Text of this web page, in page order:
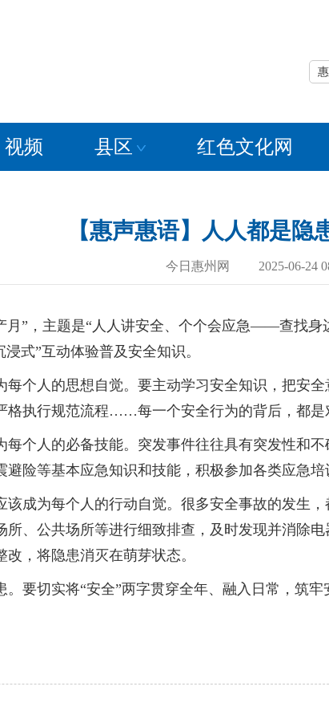
视频 县区 红色文化网
【惠声惠语】人人都是隐
今日惠州网 2025-06-24
月”，主题是“人人讲安全、个个会应急——查找身
式”互动体验普及安全知识。
人的思想自觉。要主动学习安全知识，把安全
格执行规范流程……每一个安全行为的背后，都是
人的必备技能。突发事件往往具有突发性和不
险等基本应急知识和技能，积极参加各类应急培
为每个人的行动自觉。很多安全事故的发生，
、公共场所等进行细致排查，及时发现并消除
，将隐患消灭在萌芽状态。
切实将“安全”两字贯穿全年、融入日常，筑牢